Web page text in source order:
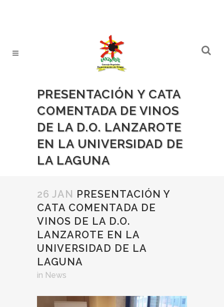
PRESENTACIÓN Y CATA
COMENTADA DE VINOS
DE LA D.O. LANZAROTE
EN LA UNIVERSIDAD DE
LA LAGUNA
26 JAN PRESENTACIÓN Y
CATA COMENTADA DE
VINOS DE LA D.O.
LANZAROTE EN LA
UNIVERSIDAD DE LA
LAGUNA
in News